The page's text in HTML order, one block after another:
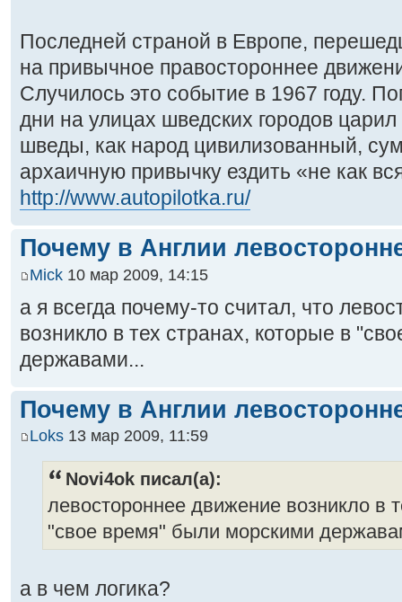
Последней страной в Европе,
на привычное правостороннее
Случилось это событие в 1967 году.
дни на улицах шведских городов
шведы, как народ цивилизованный,
архаичную привычку ездить «не как
http://www.autopilotka.ru/
Почему в Англии
Mick 10 мар 2009, 14:15
а я всегда почему-то считал, что
возникло в тех странах, которые в
державами...
Почему в Англии
Loks 13 мар 2009, 11:59
Novi4ok писал(а):
левостороннее движение возникло в
"свое время" были морскими
а в чем логика?